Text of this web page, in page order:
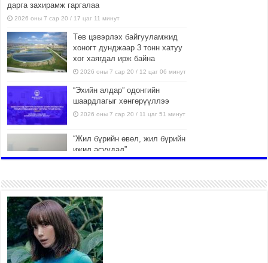
дарга захирамж гаргалаа
2026 оны 7 сар 20 / 17 цаг 11 минут
Төв цэвэрлэх байгууламжид
хоногт дунджаар 3 тонн хатуу
хог хаягдал ирж байна
2026 оны 7 сар 20 / 12 цаг 06 минут
“Эхийн алдар” одонгийн
шаардлагыг хөнгөрүүллээ
2026 оны 7 сар 20 / 11 цаг 51 минут
“Жил бүрийн өвөл, жил бүрийн
ижил асуудал”
Б.Пүрэвдагва: Нийслэлд хийх
бүх замыг ус зайлуулах
хоолойтой, явган хүний болон
дугуйн замтай байлгах
стандарт мөрдөнө
2026 оны 7 сар 20 / 9 цаг 24 минут